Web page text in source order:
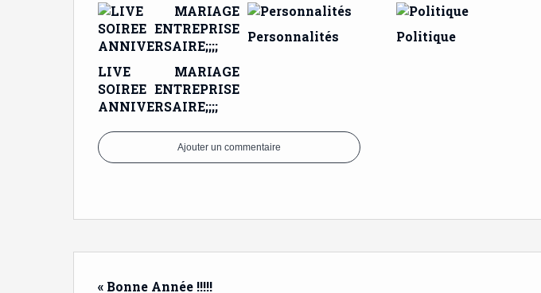
LIVE MARIAGE
SOIREE ENTREPRISE
ANNIVERSAIRE;;;;
Personnalités Politique
Ajouter un commentaire
« Bonne Année !!!!!